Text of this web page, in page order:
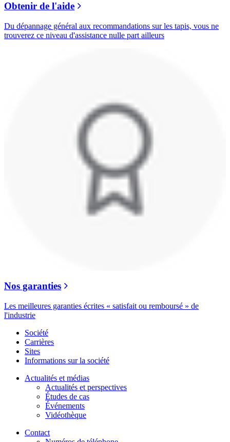
Obtenir de l'aide
Du dépannage général aux recommandations sur les tapis, vous ne
trouverez ce niveau d'assistance nulle part ailleurs
Nos garanties
Les meilleures garanties écrites « satisfait ou remboursé » de
l'industrie
Société
Carrières
Sites
Informations sur la société
Actualités et médias
Actualités et perspectives
Études de cas
Événements
Vidéothèque
Contact